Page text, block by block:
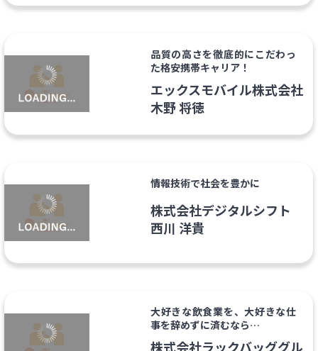
品質の高さを徹底的にこだわっ
た格安携帯キャリア！
エックスモバイル株式会社
木野 将徳
情報技術で社会を豊かに
株式会社デジタルシフト
西川 洋貴
大好きな飲食業を、大好きな仕
事を辞めずに済むなら…
株式会社ラックバッググル